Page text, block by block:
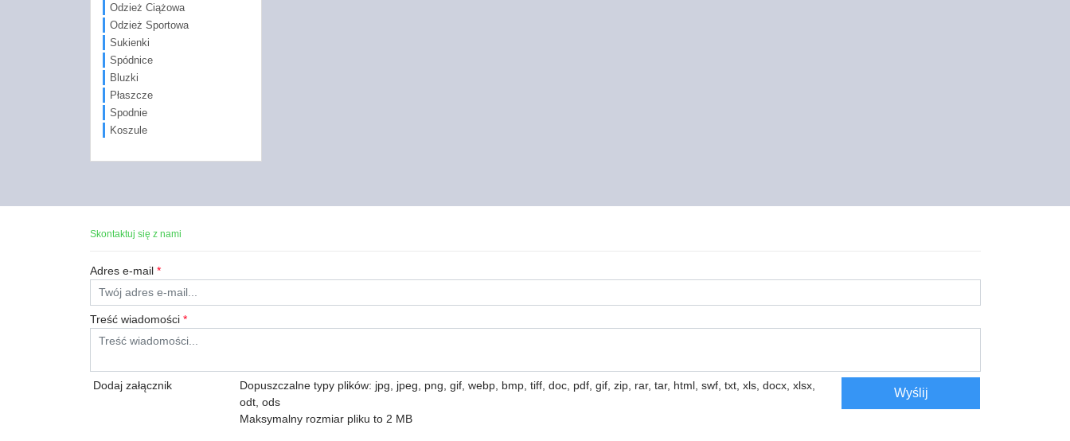
Odzież Ciążowa
Odzież Sportowa
Sukienki
Spódnice
Bluzki
Płaszcze
Spodnie
Koszule
Skontaktuj się z nami
Adres e-mail *
Treść wiadomości *
Dodaj załącznik
Dopuszczalne typy plików: jpg, jpeg, png, gif, webp, bmp, tiff, doc, pdf, gif, zip, rar, tar, html, swf, txt, xls, docx, xlsx,
odt, ods
Maksymalny rozmiar pliku to 2 MB
Wyślij